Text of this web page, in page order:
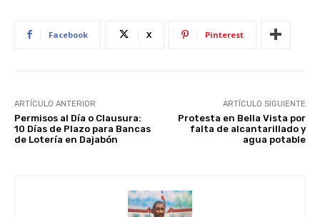
Facebook X Pinterest
ARTÍCULO ANTERIOR
Permisos al Día o Clausura:
10 Días de Plazo para Bancas
de Lotería en Dajabón
ARTÍCULO SIGUIENTE
Protesta en Bella Vista por
falta de alcantarillado y
agua potable